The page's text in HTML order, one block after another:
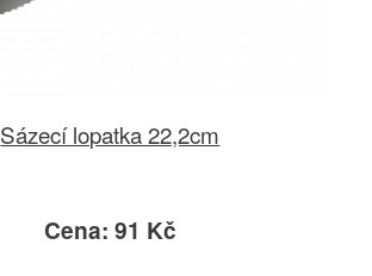
Sázecí lopatka 22,2cm
Cena: 91 Kč